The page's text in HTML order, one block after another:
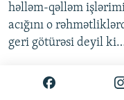
həlləm-qəlləm
acığını o
geri götürəsi deyil
Kimə deyirsən?!